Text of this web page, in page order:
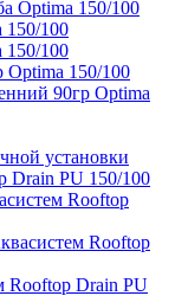
Optima 150/100
150/100
150/100
150/100
90гр Optima
установки
Drain PU 150/100
Rooftop
Rooftop
Rooftop Drain PU